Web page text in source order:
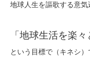
地球人生を謳歌する意気
「地球生活を楽々
という目標で（キネシ）